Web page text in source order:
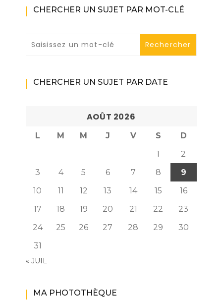
CHERCHER UN SUJET PAR MOT-CLÉ
CHERCHER UN SUJET PAR DATE
AOÛT 2026
L M M J V S
D
1
2
3
4 5 6 7 8
9
10
11 12 13 14 15
16
17
18 19 20 21 22
23
24
25 26 27 28 29
30
31
« JUIL
MA PHOTOTHÈQUE